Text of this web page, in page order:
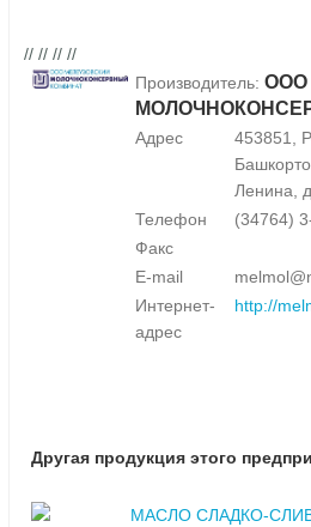
// // // //
Производитель: ООО
Адрес
453851,
Ленина,
Телефон
(34764)
Факс
E-mail
Интернет-
адрес
http://
Другая продукция этого
МАСЛО СЛАДКО-